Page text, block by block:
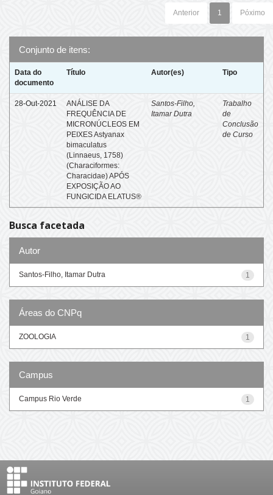
Anterior 1 Póximo
Conjunto de itens:
Data do
documento
Título Autor(es) Tipo
28-Out-2021
ANÁLISE DA
FREQUÊNCIA DE
MICRONÚCLEOS EM
PEIXES Astyanax
bimaculatus
(Linnaeus, 1758)
(Characiformes:
Characidae) APÓS
EXPOSIÇÃO AO
FUNGICIDA ELATUS®
Santos-Filho,
Itamar Dutra
Trabalho
de
Conclusão
de Curso
Busca facetada
Autor
1
Santos-Filho, Itamar Dutra
Áreas do CNPq
1
ZOOLOGIA
Campus
1
Campus Rio Verde